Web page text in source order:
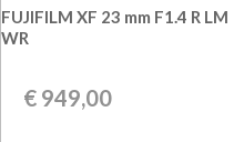
FUJIFILM XF 23 mm F1.4 R LM
WR
€ 949,00